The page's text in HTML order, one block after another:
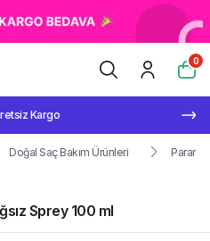
0
Kargo
Doğal Saç Bakım Ürünleri Paranit
Sprey 100 ml